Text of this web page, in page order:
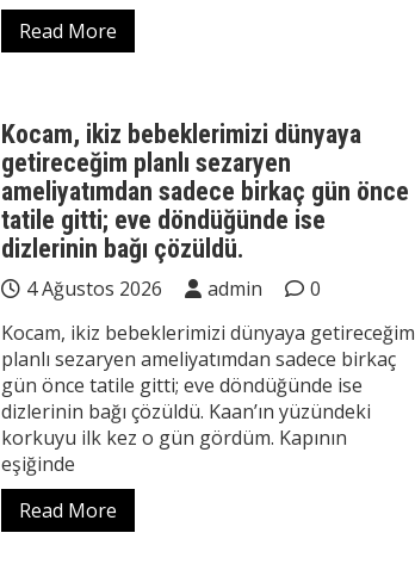
Read More
Kocam, ikiz bebeklerimizi dünyaya
getireceğim planlı sezaryen
ameliyatımdan sadece birkaç gün önce
tatile gitti; eve döndüğünde ise
dizlerinin bağı çözüldü.
4 Ağustos 2026 admin
0
Kocam, ikiz bebeklerimizi dünyaya getireceğim
planlı sezaryen ameliyatımdan sadece birkaç
gün önce tatile gitti; eve döndüğünde ise
dizlerinin bağı çözüldü. Kaan’ın yüzündeki
korkuyu ilk kez o gün gördüm. Kapının
eşiğinde
Read More